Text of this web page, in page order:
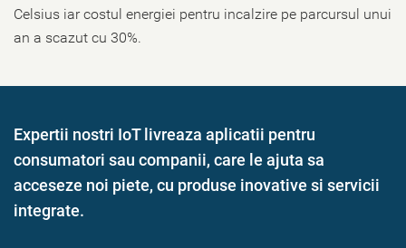
Celsius iar costul energiei pentru incalzire pe parcursul unui
an a scazut cu 30%.
Expertii nostri IoT livreaza aplicatii pentru
consumatori sau companii, care le ajuta sa
acceseze noi piete, cu produse inovative si servicii
integrate.